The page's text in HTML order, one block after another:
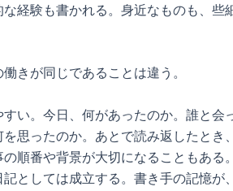
経験も書かれる。身近なものも、些
きが同じであることは違う。
い。今日、何があったのか。誰と会
思ったのか。あとで読み返したとき
順番や背景が大切になることもある
としては成立する。書き手の記憶が